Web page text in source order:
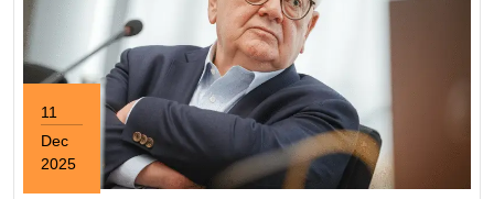
11
Dec
2025
December